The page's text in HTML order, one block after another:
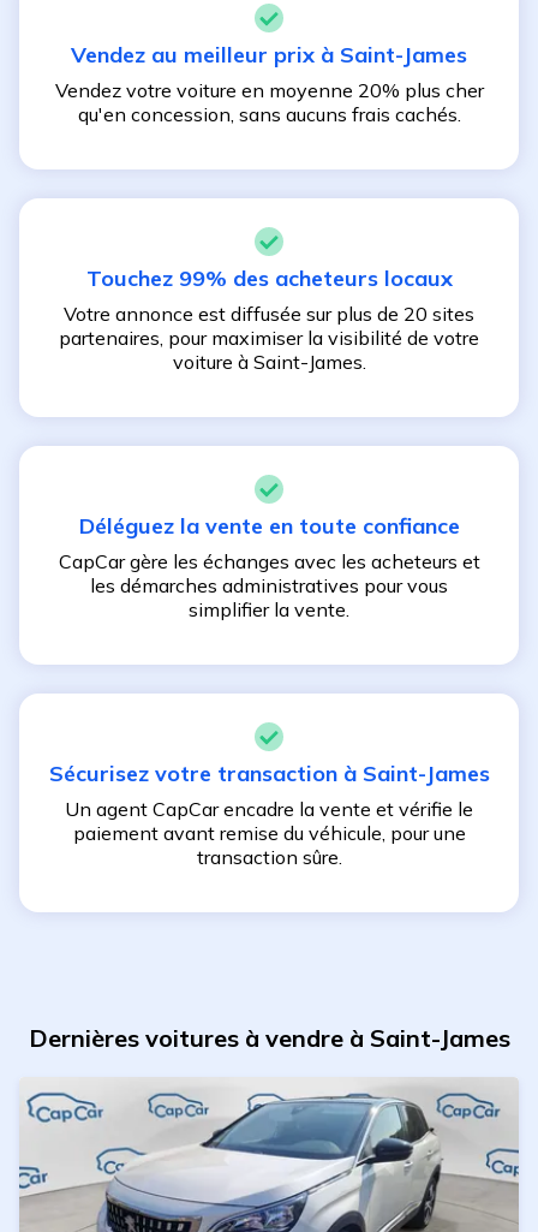
Vendez au meilleur prix à Saint-James
Vendez votre voiture en moyenne 20% plus cher
qu'en concession, sans aucuns frais cachés.
Touchez 99% des acheteurs locaux
Votre annonce est diffusée sur plus de 20 sites
partenaires, pour maximiser la visibilité de votre
voiture à Saint-James.
Déléguez la vente en toute confiance
CapCar gère les échanges avec les acheteurs et
les démarches administratives pour vous
simplifier la vente.
Sécurisez votre transaction à Saint-James
Un agent CapCar encadre la vente et vérifie le
paiement avant remise du véhicule, pour une
transaction sûre.
Dernières voitures à vendre à Saint-James